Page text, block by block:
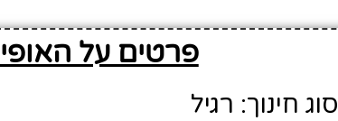
פרטים על
סוג חינוך: רגיל